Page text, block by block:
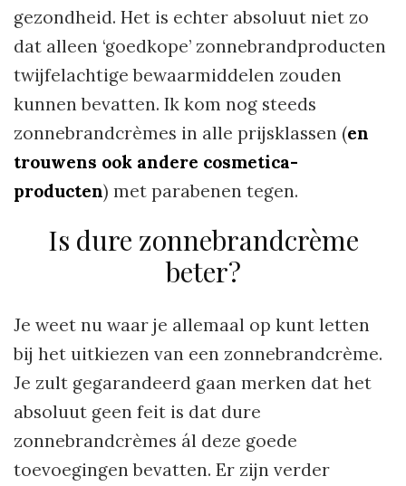
gezondheid. Het is echter absoluut niet zo
dat alleen ‘goedkope’ zonnebrandproducten
twijfelachtige bewaarmiddelen zouden
kunnen bevatten. Ik kom nog steeds
zonnebrandcrèmes in alle prijsklassen (en
trouwens ook andere cosmetica-
producten) met parabenen tegen.
Is dure zonnebrandcrème
beter?
Je weet nu waar je allemaal op kunt letten
bij het uitkiezen van een zonnebrandcrème.
Je zult gegarandeerd gaan merken dat het
absoluut geen feit is dat dure
zonnebrandcrèmes ál deze goede
toevoegingen bevatten. Er zijn verder